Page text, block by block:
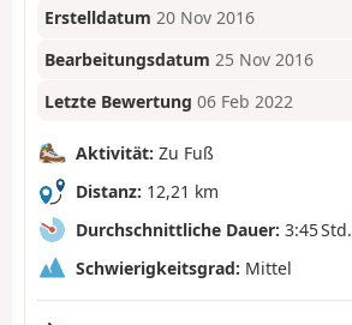
Erstelldatum 20 Nov 2016
Bearbeitungsdatum 25 Nov 2016
Letzte Bewertung 06 Feb 2022
Aktivität: Zu Fuß
Distanz: 12,21 km
Durchschnittliche Dauer: 3:45 Std.
Schwierigkeitsgrad: Mittel